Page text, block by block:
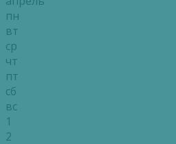
пн
вт
ср
чт
пт
сб
вс
1
2